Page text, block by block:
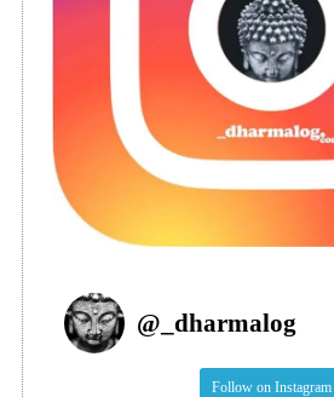
@ _dharmalog
Follow on Instagram